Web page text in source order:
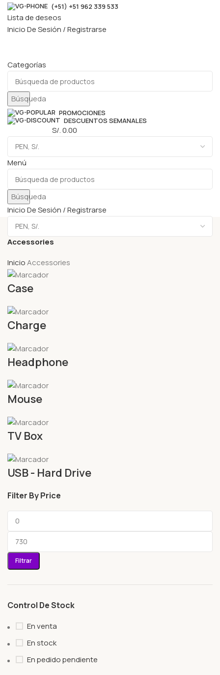
(+51) +51 962 339 533
Lista de deseos
Inicio De Sesión / Registrarse
Categorías
Búsqueda
PROMOCIONES
DESCUENTOS SEMANALES
S/.0.00
Menú
Búsqueda
Inicio De Sesión / Registrarse
Accessories
InicioAccessories
Case
Charge
Headphone
Mouse
TV Box
USB - Hard Drive
Filter By Price
Filtrar
Control De Stock
En venta
En stock
En pedido pendiente